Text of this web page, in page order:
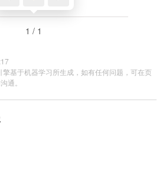
1 / 1
基于机器学习所生成，如有任何问题，可在页
通。